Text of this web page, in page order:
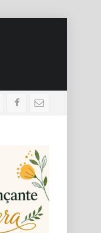
3 dias atrás APAE presente